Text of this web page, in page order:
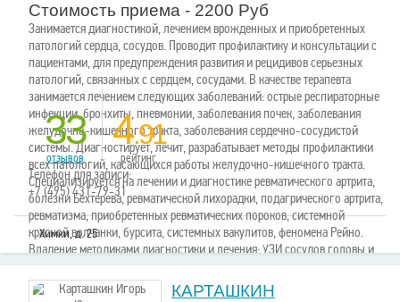
Стоимость приема - 2200 Руб
Занимается диагностикой, лечением врожденных и приобретенных
патологий сердца, сосудов. Проводит профилактику и консультации с
пациентами, для предупреждения развития и рецидивов серьезных
патологий, связанных с сердцем, сосудами. В качестве терапевта
занимается лечением следующих заболеваний: острые респираторные
инфекции, бронхиты, пневмонии, заболевания почек, заболевания
желудочно-кишечного тракта, заболевания сердечно-сосудистой
системы. Диагностирует, лечит, разрабатывает методы профилактики
всех патологий, касающихся работы желудочно-кишечного тракта.
Специализируется на лечении и диагностике ревматического артрита,
болезни Бехтерева, ревматической лихорадки, подагрического артрита,
ревматизма, приобретенных ревматических пороков, системной
красной волчанки, бурсита, системных вакулитов, феномена Рейно.
Владение методиками диагностики и лечения: УЗИ сосудов головы и
шеи, ЭЭГ, РЭГ, ЭХО-ЭС, РВГ (реовазография) верхних и нижних
конечностей, ЭКГ, функция внешнего дыхания.
33
отзывов
4.91
рейтинг
Телефон для записи:
+7 (495) 431-79-31
Химки, д. 25
КАРТАШКИН